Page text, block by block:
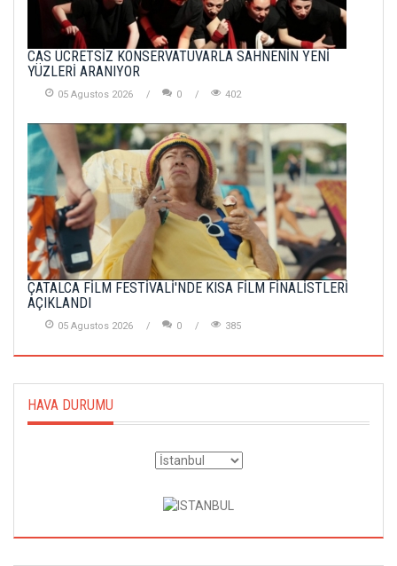
CAS ÜCRETSİZ KONSERVATUVARLA SAHNENİN YENİ
YÜZLERİ ARANIYOR
05 Agustos 2026 0 402
ÇATALCA FİLM FESTİVALİ'NDE KISA FİLM FİNALİSTLERİ
AÇIKLANDI
05 Agustos 2026 0 385
HAVA DURUMU